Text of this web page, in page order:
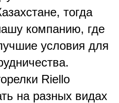
тогда
компанию, где
условия для
Riello
на разных видах